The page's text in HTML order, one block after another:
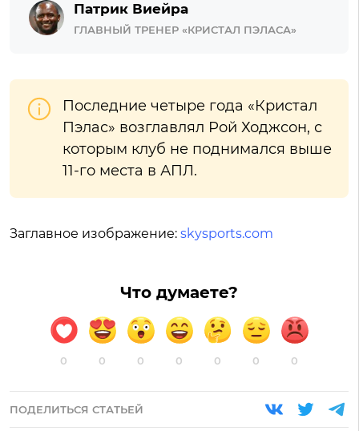
Патрик Виейра
ГЛАВНЫЙ ТРЕНЕР «КРИСТАЛ ПЭЛАСА»
Последние четыре года «Кристал
Пэлас» возглавлял Рой Ходжсон, с
которым клуб не поднимался выше
11-го места в АПЛ.
Заглавное изображение: skysports.com
Что думаете?
0 0 0 0 0 0 0
ПОДЕЛИТЬСЯ СТАТЬЕЙ